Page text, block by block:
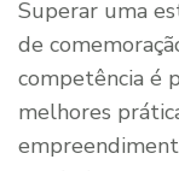
Superar uma
de
competência é
melhores